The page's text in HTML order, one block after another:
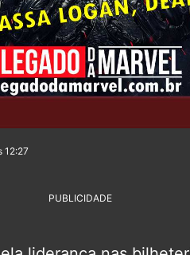
12:27
PUBLICIDADE